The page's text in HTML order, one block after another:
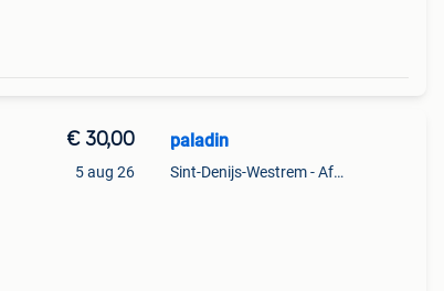
€ 30,00
5 aug 26
paladin
Sint-Denijs-Westrem - Afsnee